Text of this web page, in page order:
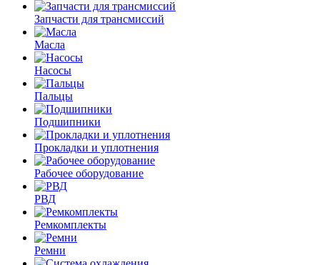
Запчасти для трансмиссий
Масла
Насосы
Пальцы
Подшипники
Прокладки и уплотнения
Рабочее оборудование
РВД
Ремкомплекты
Ремни